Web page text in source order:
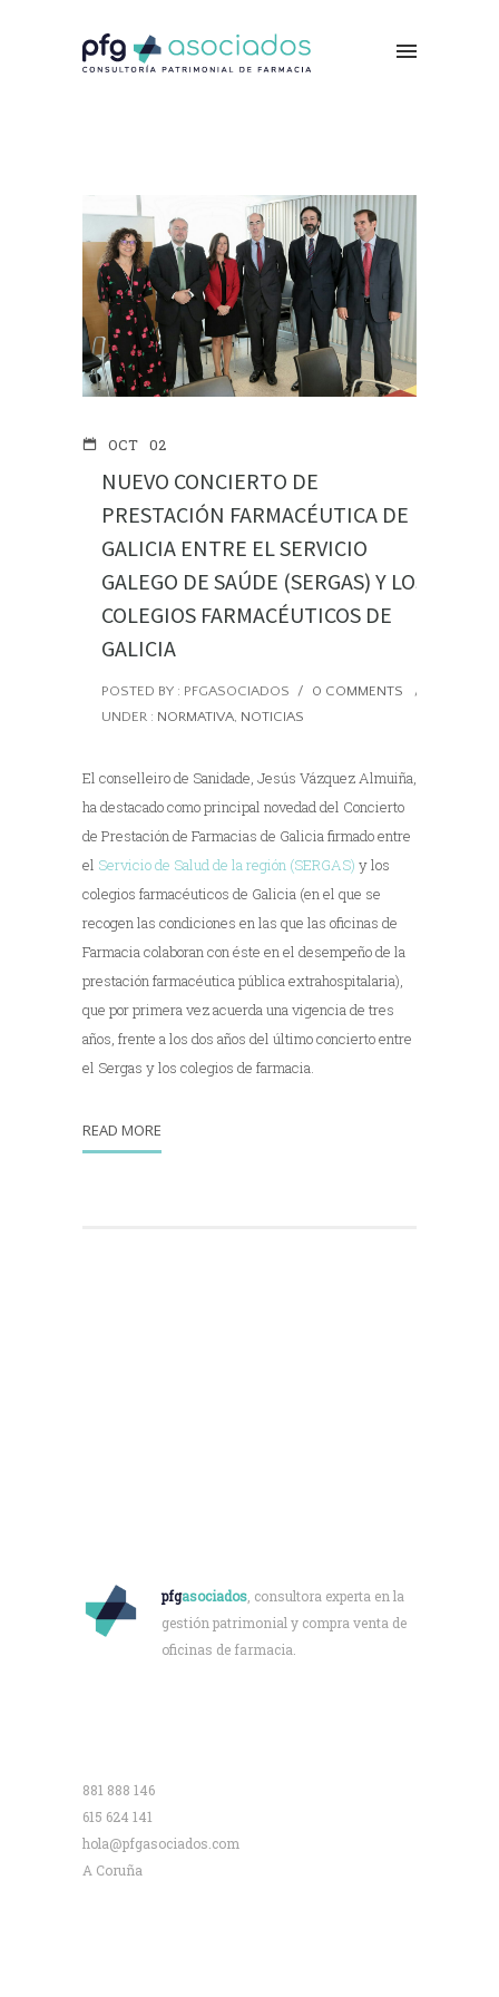
OCT 02
NUEVO CONCIERTO DE
PRESTACIÓN FARMACÉUTICA DE
GALICIA ENTRE EL SERVICIO
GALEGO DE SAÚDE (SERGAS) Y LOS
COLEGIOS FARMACÉUTICOS DE
GALICIA
POSTED BY : PFGASOCIADOS / 0 COMMENTS
/
UNDER : NORMATIVA, NOTICIAS
El conselleiro de Sanidade, Jesús Vázquez Almuiña,
ha destacado como principal novedad del Concierto
de Prestación de Farmacias de Galicia firmado entre
el Servicio de Salud de la región (SERGAS) y los
colegios farmacéuticos de Galicia (en el que se
recogen las condiciones en las que las oficinas de
Farmacia colaboran con éste en el desempeño de la
prestación farmacéutica pública extrahospitalaria),
que por primera vez acuerda una vigencia de tres
años, frente a los dos años del último concierto entre
el Sergas y los colegios de farmacia.
READ MORE
pfgasociados , consultora experta en la
gestión patrimonial y compra venta de
oficinas de farmacia.
881 888 146
615 624 141
hola@pfgasociados.com
A Coruña